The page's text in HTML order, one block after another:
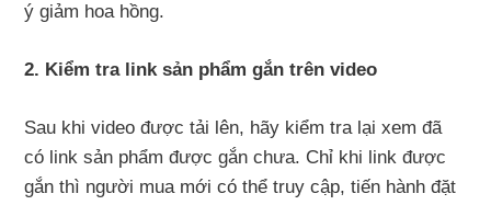
ý giảm hoa hồng.
2. Kiểm tra link sản phẩm gắn trên video
Sau khi video được tải lên, hãy kiểm tra lại xem đã
có link sản phẩm được gắn chưa. Chỉ khi link được
gắn thì người mua mới có thể truy cập, tiến hành đặt